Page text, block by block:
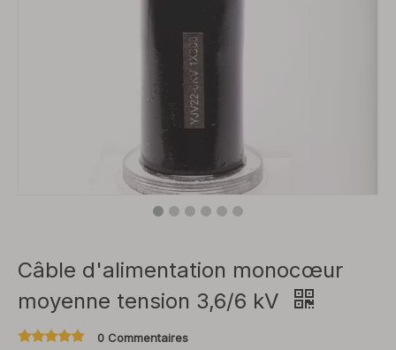
Câble d'alimentation monocœur
moyenne tension 3,6/6 kV
0 Commentaires